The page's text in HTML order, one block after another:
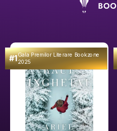
#1Gala Premilor Literare Bookzone
2025